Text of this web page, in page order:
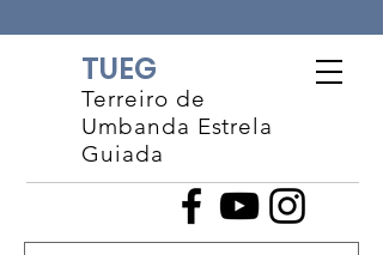
TUEG
Terreiro de
Umbanda Estrela
Guiada